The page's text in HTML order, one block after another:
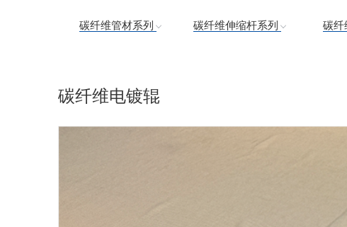
碳纤维管材系列 碳纤维伸缩杆系列 碳
碳纤维电镀辊